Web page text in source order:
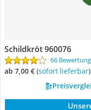
Schildkröt 960076
66
ab 7,00 € ( Sofort lieferbar)